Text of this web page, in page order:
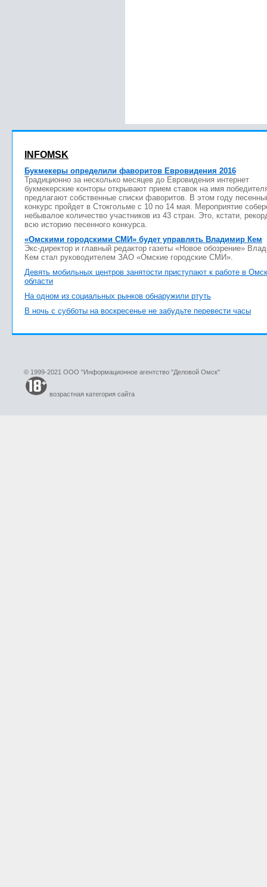
INFOMSK
Букмекеры определили фаворитов Евровидения 2016
Традиционно за несколько месяцев до Евровидения интернет
букмекерские конторы открывают прием ставок на имя
предлагают собственные списки фаворитов. В этом году
конкурс пройдет в Стокгольме с 10 по 14 мая. Мероприятие
небывалое количество участников из 43 стран. Это, кстати,
всю историю песенного конкурса.
«Омскими городскими СМИ» будет управлять Владимир Кем
Экс-директор и главный редактор газеты «Новое обозрение»
Кем стал руководителем ЗАО «Омские городские СМИ».
Девять мобильных центров занятости приступают к работе в
области
На одном из социальных рынков обнаружили ртуть
В ночь с субботы на воскресенье не забудьте перевести часы
© 1999-2021 ООО "Информационное агентство "Деловой Омск"
возрастная категория сайта